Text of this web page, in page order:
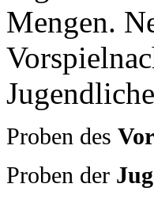
Mengen.
Proben des
Proben der